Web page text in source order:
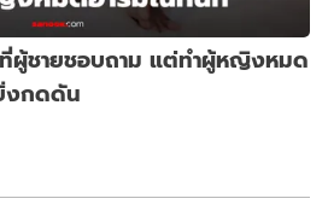
ผู้ชายชอบถาม แต่ทำผู้หญิงหมด
งกดดัน